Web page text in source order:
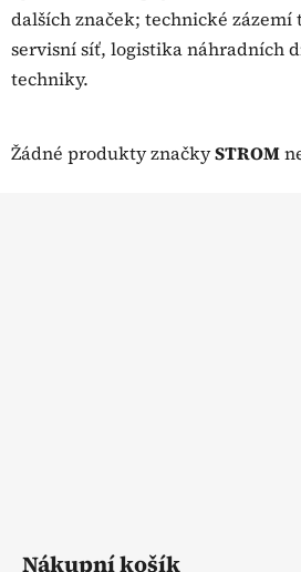
dalších značek; technické
servisní síť, logistika náhradních
techniky.
Žádné produkty značkySTROM
Nákupní košík